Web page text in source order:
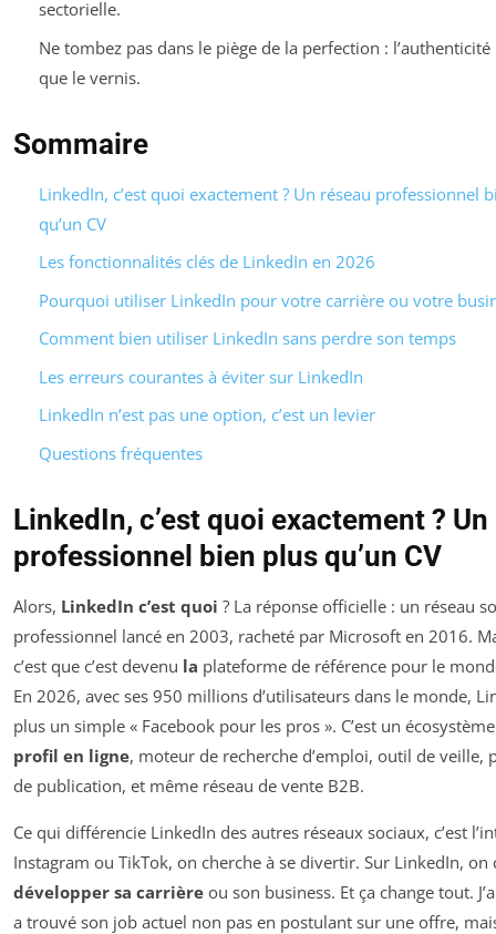
sectorielle.
Ne tombez pas dans le piège de la perfection :
que le vernis.
Sommaire
LinkedIn, c’est quoi exactement ? Un réseau professionnel
qu’un CV
Les fonctionnalités clés de LinkedIn en 2026
Pourquoi utiliser LinkedIn pour votre carrière ou votre
Comment bien utiliser LinkedIn sans perdre son temps
Les erreurs courantes à éviter sur LinkedIn
LinkedIn n’est pas une option, c’est un levier
Questions fréquentes
LinkedIn, c’est quoi exactement ?
professionnel bien plus qu’un CV
Alors, LinkedIn c’est quoi ? La réponse officielle : un réseau
professionnel lancé en 2003, racheté par Microsoft en 2016.
c’est que c’est devenu la plateforme de référence pour le
En 2026, avec ses 950 millions d’utilisateurs dans le monde,
plus un simple « Facebook pour les pros ». C’est un
profil en ligne, moteur de recherche d’emploi, outil de veille,
de publication, et même réseau de vente B2B.
Ce qui différencie LinkedIn des autres réseaux sociaux, c’est
Instagram ou TikTok, on cherche à se divertir. Sur LinkedIn, on
développer sa carrière ou son business. Et ça change tout.
a trouvé son job actuel non pas en postulant sur une offre,